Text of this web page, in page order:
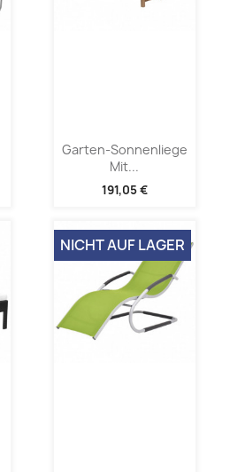
Garten-Sonnenliege
Mit...
191,05 €
NICHT AUF LAGER